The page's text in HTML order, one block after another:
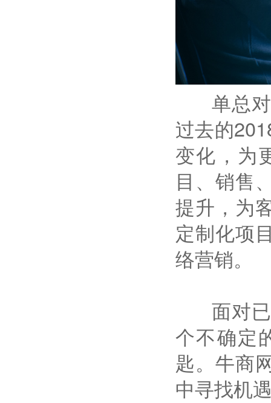
单总对
过去的
变化，为
目、销售
提升，为
定制化项
络营销。
面对已
个不确定
匙。牛商
中寻找机